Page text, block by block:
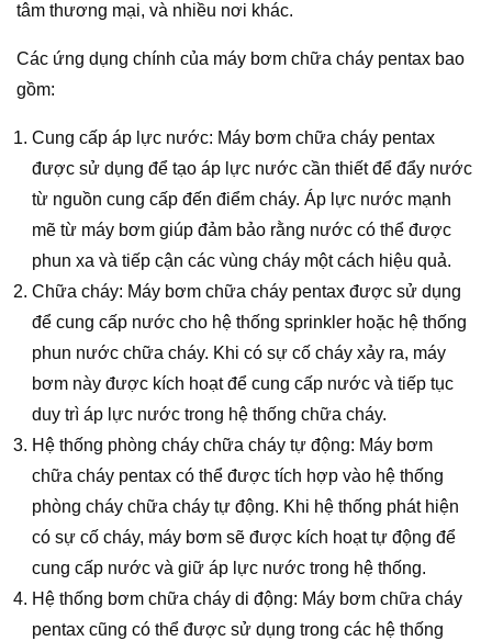
tâm thương mại, và nhiều nơi khác.
Các ứng dụng chính của máy bơm chữa cháy pentax bao
gồm:
Cung cấp áp lực nước: Máy bơm chữa cháy pentax
được sử dụng để tạo áp lực nước cần thiết để đẩy nước
từ nguồn cung cấp đến điểm cháy. Áp lực nước mạnh
mẽ từ máy bơm giúp đảm bảo rằng nước có thể được
phun xa và tiếp cận các vùng cháy một cách hiệu quả.
Chữa cháy: Máy bơm chữa cháy pentax được sử dụng
để cung cấp nước cho hệ thống sprinkler hoặc hệ thống
phun nước chữa cháy. Khi có sự cố cháy xảy ra, máy
bơm này được kích hoạt để cung cấp nước và tiếp tục
duy trì áp lực nước trong hệ thống chữa cháy.
Hệ thống phòng cháy chữa cháy tự động: Máy bơm
chữa cháy pentax có thể được tích hợp vào hệ thống
phòng cháy chữa cháy tự động. Khi hệ thống phát hiện
có sự cố cháy, máy bơm sẽ được kích hoạt tự động để
cung cấp nước và giữ áp lực nước trong hệ thống.
Hệ thống bơm chữa cháy di động: Máy bơm chữa cháy
pentax cũng có thể được sử dụng trong các hệ thống